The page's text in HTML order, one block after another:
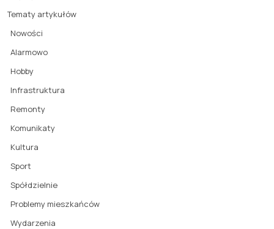
Tematy artykułów
Nowości
Alarmowo
Hobby
Infrastruktura
Remonty
Komunikaty
Kultura
Sport
Spółdzielnie
Problemy mieszkańców
Wydarzenia